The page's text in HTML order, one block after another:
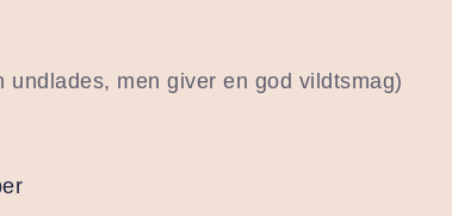
undlades, men giver en god vildtsmag)